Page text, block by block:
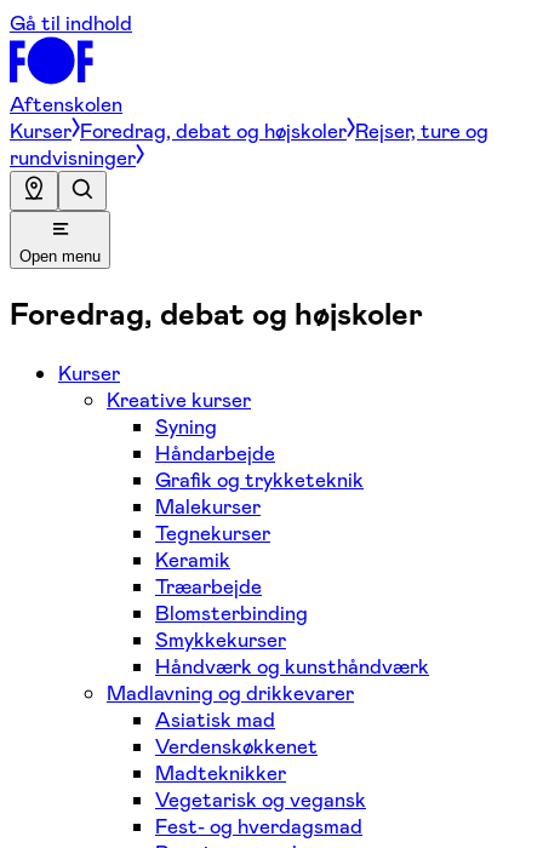
Gå til indhold
Aftenskolen
Kurser Foredrag, debat og højskoler Rejser, ture og
rundvisninger
Open menu
Foredrag, debat og højskoler
Kurser
Kreative kurser
Syning
Håndarbejde
Grafik og trykketeknik
Malekurser
Tegnekurser
Keramik
Træarbejde
Blomsterbinding
Smykkekurser
Håndværk og kunsthåndværk
Madlavning og drikkevarer
Asiatisk mad
Verdenskøkkenet
Madteknikker
Vegetarisk og vegansk
Fest- og hverdagsmad